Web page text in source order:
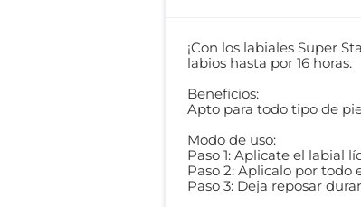
¡Con los labiales Super
labios hasta por 16 horas.
Beneficios:
Apto para todo tipo de
Modo de uso:
Paso 1: Aplicate el labial
Paso 2: Aplicalo por todo
Paso 3: Deja reposar